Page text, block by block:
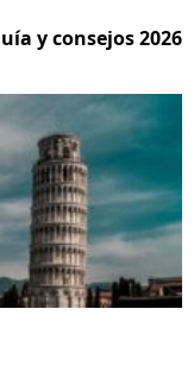
y consejos 2026